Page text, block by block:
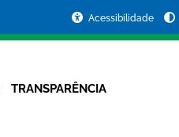
Acessibilidade
TRANSPARÊNCIA